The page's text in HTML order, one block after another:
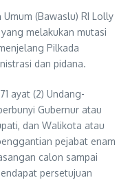
(Bawaslu) RI Lolly
melakukan mutasi
Pilkada
dan pidana.
ayat (2) Undang-
Gubernur atau
dan Walikota atau
pejabat enam
calon sampai
persetujuan